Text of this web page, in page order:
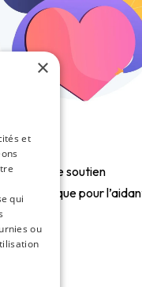
de soutien
psychologique pour
Santé
×
et
qui
ou